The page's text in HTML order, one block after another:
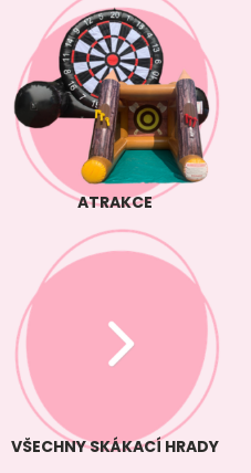
ATRAKCE
VŠECHNY SKÁKACÍ HRADY